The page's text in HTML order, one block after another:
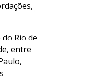
Rio de
entre